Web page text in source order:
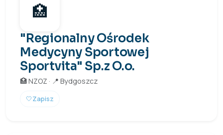
🏥
"Regionalny Ośrodek
Medycyny Sportowej
Sportvita" Sp.z O.o.
🏥 NZOZ · 📍 Bydgoszcz
🤍Zapisz